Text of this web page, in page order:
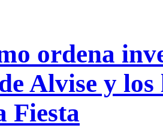
ordena
Alvise y los
Fiesta